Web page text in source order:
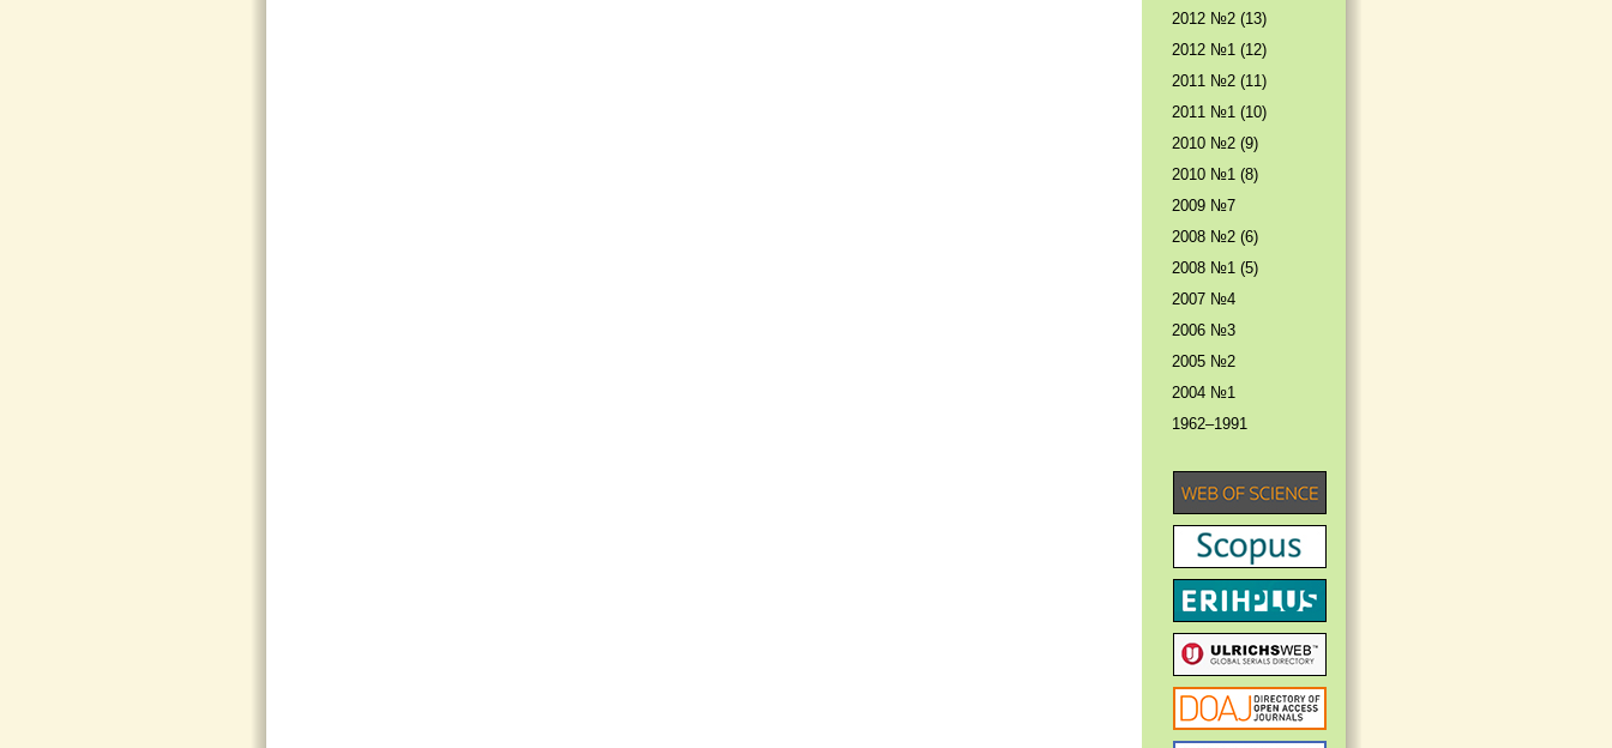
2012 №2 (13)
2012 №1 (12)
2011 №2 (11)
2011 №1 (10)
2010 №2 (9)
2010 №1 (8)
2009 №7
2008 №2 (6)
2008 №1 (5)
2007 №4
2006 №3
2005 №2
2004 №1
1962–1991